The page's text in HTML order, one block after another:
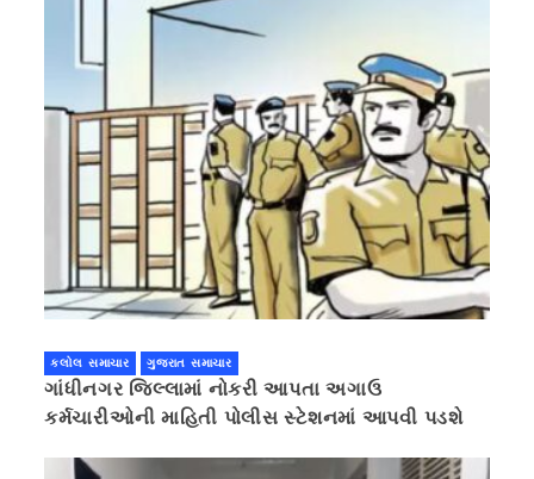
કલોલ સમાચાર ગુજરાત સમાચાર
ગાંધીનગર જિલ્લામાં નોકરી આપતા અગાઉ
કર્મચારીઓની માહિતી પોલીસ સ્ટેશનમાં આપવી પડશે